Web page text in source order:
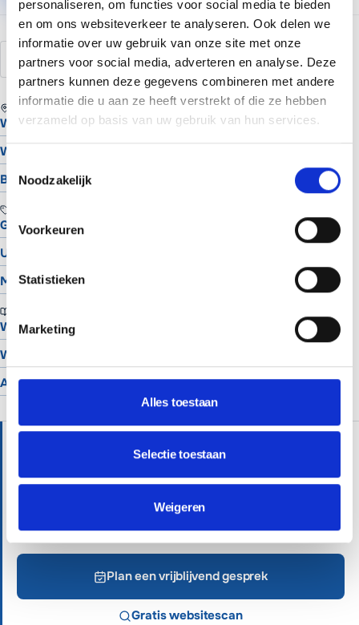
personaliseren, om functies voor social media te bieden
en om ons websiteverkeer te analyseren. Ook delen we
informatie over uw gebruik van onze site met onze
partners voor social media, adverteren en analyse. Deze
partners kunnen deze gegevens combineren met andere
informatie die u aan ze heeft verstrekt of die ze hebben
verzameld op basis van uw gebruik van hun services.
Toestemmingsselectie
Noodzakelijk
Voorkeuren
Statistieken
Marketing
Alles toestaan
Selectie toestaan
Weigeren
contactformulier formulier e-mail spam
REGIO
Website laten maken in Assen
Website laten maken in Groningen
Bekijk alle locaties
Gratis Logo Maker
UTM Builder
Meta Snippet Generator
Website voor schilders
Website voor hoveniers
Alle branches
Wij helpen je graag verder met persoonlijk advies.
Plan een vrijblijvend gesprek
Gratis websitescan